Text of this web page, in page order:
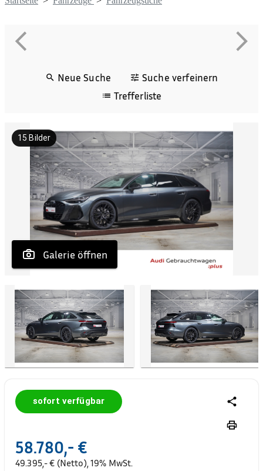
Neue Suche
Suche verfeinern
Trefferliste
Galerie öffnen
15 Bilder
sofort verfügbar
58.780,- €
49.395,- € (Netto), 19% MwSt.